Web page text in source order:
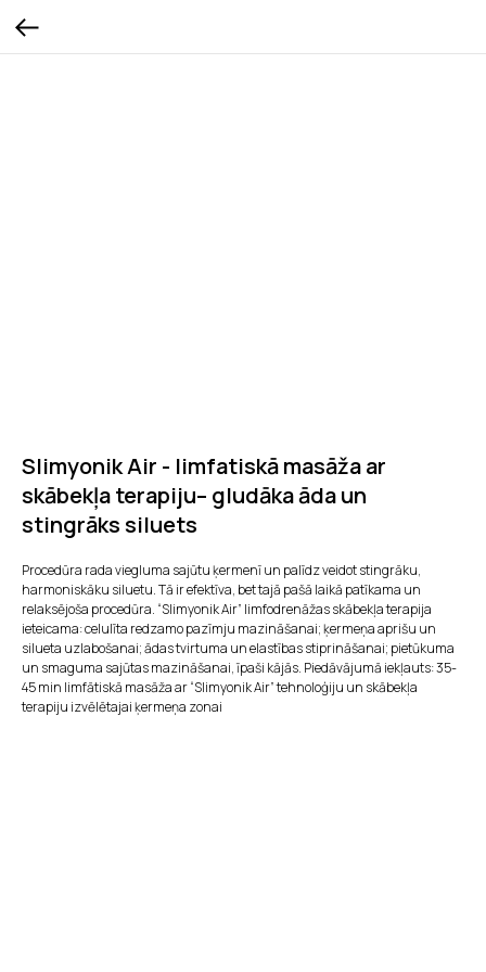
Slimyonik Air - limfatiskā masāža ar
skābekļa terapiju– gludāka āda un
stingrāks siluets
Procedūra rada viegluma sajūtu ķermenī un palīdz veidot stingrāku,
harmoniskāku siluetu. Tā ir efektīva, bet tajā pašā laikā patīkama un
relaksējoša procedūra. “Slimyonik Air” limfodrenāžas skābekļa terapija
ieteicama: celulīta redzamo pazīmju mazināšanai; ķermeņa aprišu un
silueta uzlabošanai; ādas tvirtuma un elastības stiprināšanai; pietūkuma
un smaguma sajūtas mazināšanai, īpaši kājās. Piedāvājumā iekļauts: 35-
45 min limfātiskā masāža ar “Slimyonik Air” tehnoloģiju un skābekļa
terapiju izvēlētajai ķermeņa zonai